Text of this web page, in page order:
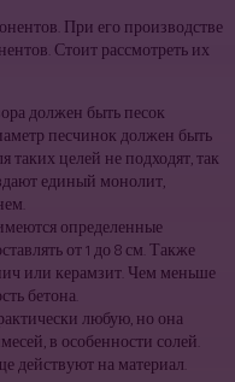
При его производстве
Стоит рассмотреть их
должен быть песок
песчинок должен быть
таких целей не подходят, так
единый монолит,
определенные
от 1 до 8 см. Также
или керамзит. Чем меньше
бетона.
любую, но она
в особенности солей.
действуют на материал.